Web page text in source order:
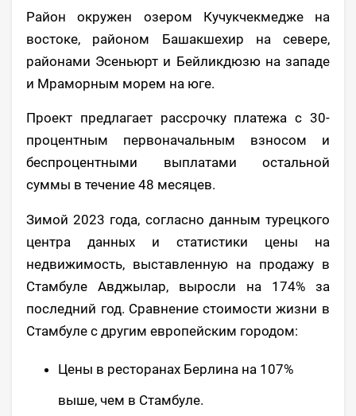
Район окружен озером Кучукчекмедже на
востоке, районом Башакшехир на севере,
районами Эсеньюрт и Бейликдюзю на западе
и Мраморным морем на юге.
Проект предлагает рассрочку платежа с 30-
процентным первоначальным взносом и
беспроцентными выплатами остальной
суммы в течение 48 месяцев.
Зимой 2023 года, согласно данным турецкого
центра данных и статистики цены на
недвижимость, выставленную на продажу в
Стамбуле Авджылар, выросли на 174% за
последний год. Сравнение стоимости жизни в
Стамбуле с другим европейским городом:
Цены в ресторанах Берлина на 107%
выше, чем в Стамбуле.